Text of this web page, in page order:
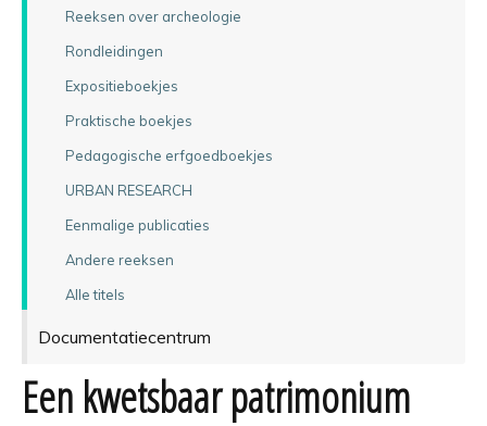
Reeksen over archeologie
Rondleidingen
Expositieboekjes
Praktische boekjes
Pedagogische erfgoedboekjes
URBAN RESEARCH
Eenmalige publicaties
Andere reeksen
Alle titels
Documentatiecentrum
Een kwetsbaar patrimonium